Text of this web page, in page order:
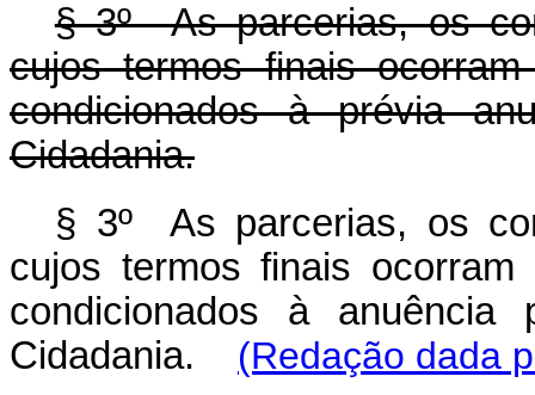
§ 3º As parcerias, os
cujos termos finais
condicionados à prévia
Cidadania.
§ 3º As parcerias, os
cujos termos finais
condicionados à
Cidadania. (Redação dada